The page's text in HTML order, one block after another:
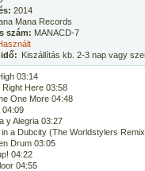
2014
Mana Records
szám: MANACD-7
Kiszállítás kb. 2-3 nap vagy
03:14
Right Here 03:58
One More 04:48
04:09
y Alegria 03:27
in a Dubcity (The Worldstylers
Drum 03:05
04:22
04:55